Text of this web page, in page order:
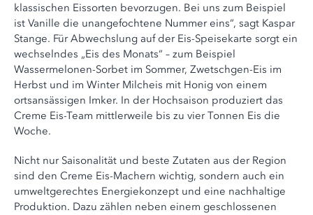
klassischen Eissorten bevorzugen. Bei uns zum Beispiel
ist Vanille die unangefochtene Nummer eins“, sagt Kaspar
Stange. Für Abwechslung auf der Eis-Speisekarte sorgt ein
wechselndes „Eis des Monats“ – zum Beispiel
Wassermelonen-Sorbet im Sommer, Zwetschgen-Eis im
Herbst und im Winter Milcheis mit Honig von einem
ortsansässigen Imker. In der Hochsaison produziert das
Creme Eis-Team mittlerweile bis zu vier Tonnen Eis die
Woche.
Nicht nur Saisonalität und beste Zutaten aus der Region
sind den Creme Eis-Machern wichtig, sondern auch ein
umweltgerechtes Energiekonzept und eine nachhaltige
Produktion. Dazu zählen neben einem geschlossenen